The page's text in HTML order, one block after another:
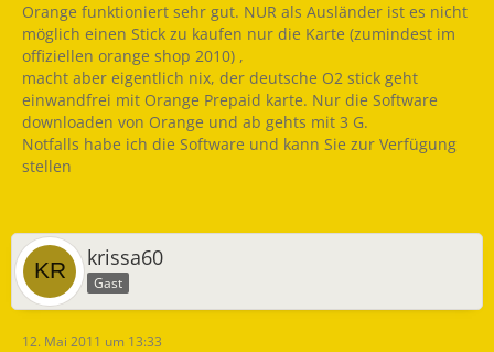
Orange funktioniert sehr gut. NUR als Ausländer ist es nicht
möglich einen Stick zu kaufen nur die Karte (zumindest im
offiziellen orange shop 2010) ,
macht aber eigentlich nix, der deutsche O2 stick geht
einwandfrei mit Orange Prepaid karte. Nur die Software
downloaden von Orange und ab gehts mit 3 G.
Notfalls habe ich die Software und kann Sie zur Verfügung
stellen
krissa60
Gast
12. Mai 2011 um 13:33